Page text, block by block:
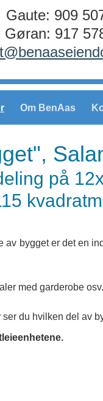
Gaute: 909
Gøran: 917
Om BenAas
på
bygget er det en
med garderobe
du hvilken del av